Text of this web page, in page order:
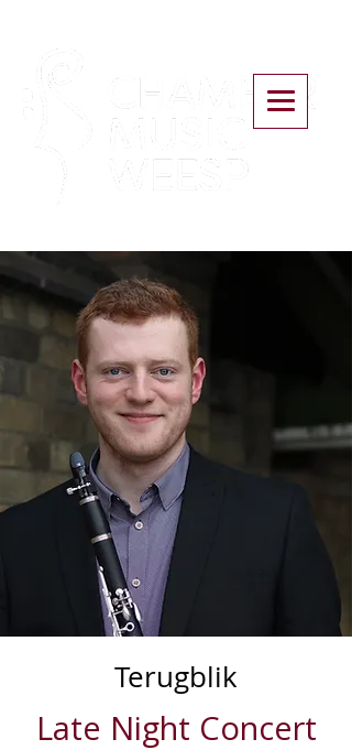
Terugblik
Late Night Concert